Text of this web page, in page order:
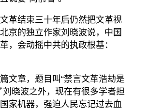
革结束三十年后仍然把文革视
京的独立作家刘晓波说，中国
，会动摇中共的执政根基：
文章，题目叫“禁言文革浩劫是
刘晓波之外，现在有很多学者担
家机器，强迫人民忘记过去血